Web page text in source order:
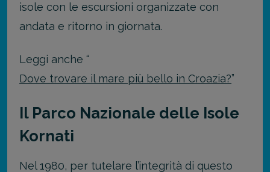
isole con le escursioni organizzate con
andata e ritorno in giornata.
Leggi anche “
Dove trovare il mare più bello in Croazia?”
Il Parco Nazionale delle Isole
Kornati
Nel 1980, per tutelare l’integrità di questo